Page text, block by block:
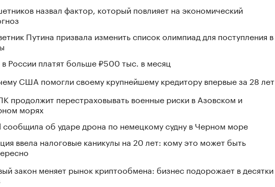
назвал фактор, который повлияет на экономический
Путина призвала изменить список олимпиад для поступления в
в России платят больше ₽500 тыс. в месяц
США помогли своему крупнейшему кредитору впервые за 28 лет
продолжит перестраховывать военные риски в Азовском и
морях
сообщила об ударе дрона по немецкому судну в Черном море
ввела налоговые каникулы на 20 лет: кому это может быть
закон меняет рынок криптообмена: бизнес подорожает в десятки